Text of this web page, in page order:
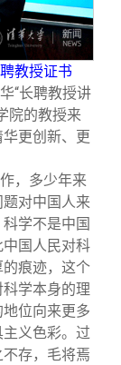
教授证书
“长聘教授讲
院的教授来
更创新、更
，多少年来
对中国人来
学不是中国
国人民对科
痕迹，这个
学本身的理
位向来更多
义色彩。过
存，毛将焉